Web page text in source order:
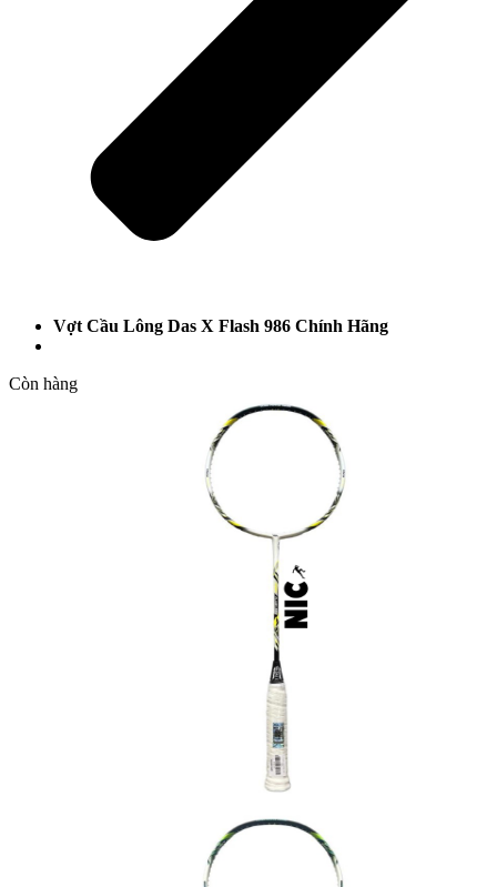
Vợt Cầu Lông Das X Flash 986 Chính Hãng
Còn hàng